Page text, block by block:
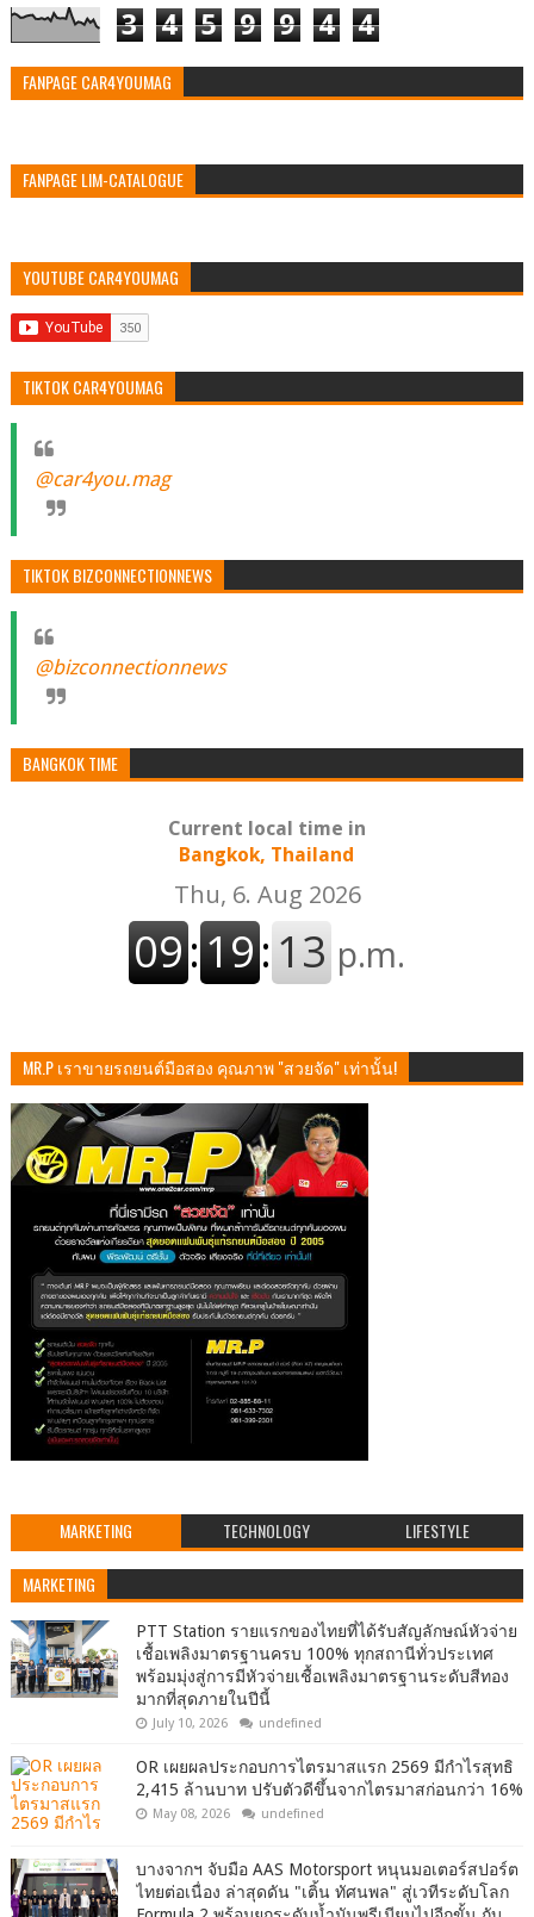
3 4 5 9 9 4 4
FANPAGE CAR4YOUMAG
FANPAGE LIM-CATALOGUE
YOUTUBE CAR4YOUMAG
TIKTOK CAR4YOUMAG
@car4you.mag
TIKTOK BIZCONNECTIONNEWS
@bizconnectionnews
BANGKOK TIME
Current local time in
Bangkok, Thailand
MR.P เราขายรถยนต์มือสอง คุณภาพ "สวยจัด" เท่านั้น!
MARKETING TECHNOLOGY LIFESTYLE
MARKETING
PTT Station รายแรกของไทยที่ได้รับสัญลักษณ์หัวจ่าย
เชื้อเพลิงมาตรฐานครบ 100% ทุกสถานีทั่วประเทศ
พร้อมมุ่งสู่การมีหัวจ่ายเชื้อเพลิงมาตรฐานระดับสีทอง
มากที่สุดภายในปีนี้
July 10, 2026 undefined
OR เผยผลประกอบการไตรมาสแรก 2569 มีกำไรสุทธิ
2,415 ล้านบาท ปรับตัวดีขึ้นจากไตรมาสก่อนกว่า 16%
May 08, 2026 undefined
บางจากฯ จับมือ AAS Motorsport หนุนมอเตอร์สปอร์ต
ไทยต่อเนื่อง ล่าสุดดัน "เติ้น ทัศนพล" สู่เวทีระดับโลก